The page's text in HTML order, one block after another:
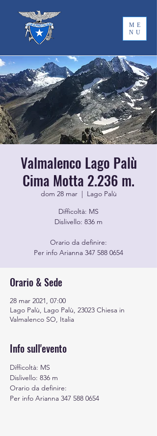
ME
NU
Valmalenco Lago Palù
Cima Motta 2.236 m.
dom 28 mar
  |
Lago Palù
Difficoltà: MS
Dislivello: 836 m
Orario da definire:
Per info Arianna 347 588 0654
Orario & Sede
28 mar 2021, 07:00
Lago Palù, Lago Palù, 23023 Chiesa in
Valmalenco SO, Italia
Info sull'evento
Difficoltà: MS
Dislivello: 836 m
Orario da definire:
Per info Arianna 347 588 0654